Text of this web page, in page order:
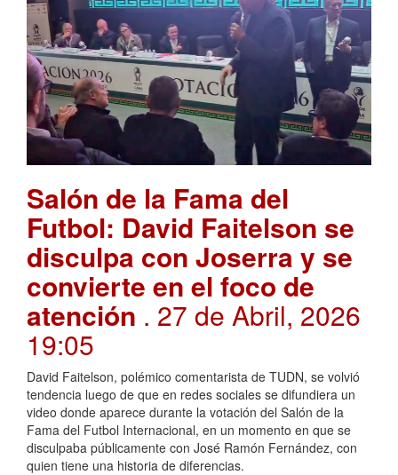
Salón de la Fama del
Futbol: David Faitelson se
disculpa con Joserra y se
convierte en el foco de
atención . 27 de Abril, 2026
19:05
David Faitelson, polémico comentarista de TUDN, se volvió
tendencia luego de que en redes sociales se difundiera un
video donde aparece durante la votación del Salón de la
Fama del Futbol Internacional, en un momento en que se
disculpaba públicamente con José Ramón Fernández, con
quien tiene una historia de diferencias.